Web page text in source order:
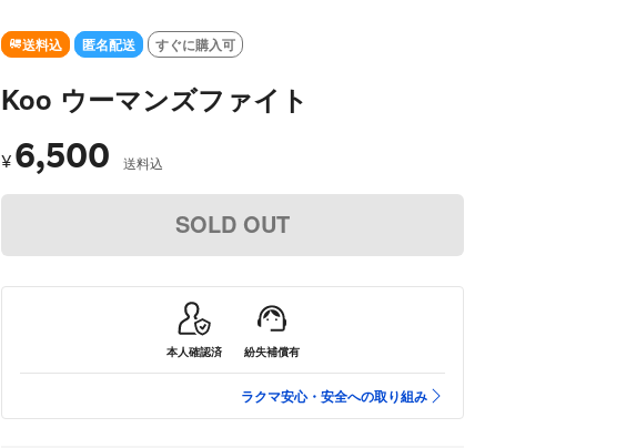
SOLD OUT
送料込 匿名配送 すぐに購入可
Koo ウーマンズファイト
¥ 6,500 送料込
SOLD OUT
本人確認済 紛失補償有
ラクマ安心・安全への取り組み